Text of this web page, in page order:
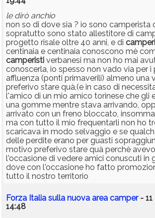
le dirò anchio
non so di dove sia ? io sono camperista
sopratutto sono stato allestitore di
progetto risale oltre 40 anni, e di
centinaia e centinaia conoscono mè
camperisti verbanesi ma non ho mai
conoscerla, io spesso non vado via per i
affluenza (ponti primaverili) almeno una
preferivo stare quà,(e in caso di
l'amico di un mio amico torinese che gli
una gomme mentre stava arrivando,
arrivato con un freno bloccato,
ma con tutto il mio frequentarli non ho
scaricava in modo selvaggio e se
delle perdite erano per guasti
motivo preferivo stare quà perchè
l'occasione di vedere amici conuscuti in
dove con l'occasione ho fatto
tutto il nostro territorio
Forza Italia sulla nuova area camper- 11
14:48